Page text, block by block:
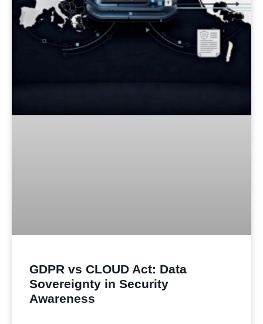
GDPR vs CLOUD Act: Data
Sovereignty in Security
Awareness